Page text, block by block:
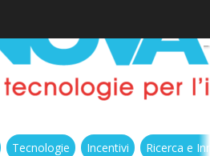
Tecnologie Incentivi Ricerca e